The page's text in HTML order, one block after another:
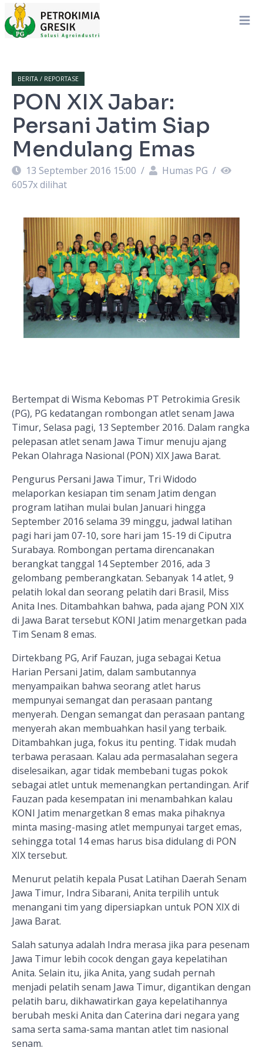
BERITA / REPORTASE
PON XIX Jabar:
Persani Jatim Siap
Mendulang Emas
13 September 2016 15:00 / Humas PG /
6057x dilihat
Bertempat di Wisma Kebomas PT Petrokimia Gresik
(PG), PG kedatangan rombongan atlet senam Jawa
Timur, Selasa pagi, 13 September 2016. Dalam rangka
pelepasan atlet senam Jawa Timur menuju ajang
Pekan Olahraga Nasional (PON) XIX Jawa Barat.
Pengurus Persani Jawa Timur, Tri Widodo
melaporkan kesiapan tim senam Jatim dengan
program latihan mulai bulan Januari hingga
September 2016 selama 39 minggu, jadwal latihan
pagi hari jam 07-10, sore hari jam 15-19 di Ciputra
Surabaya. Rombongan pertama direncanakan
berangkat tanggal 14 September 2016, ada 3
gelombang pemberangkatan. Sebanyak 14 atlet, 9
pelatih lokal dan seorang pelatih dari Brasil, Miss
Anita Ines. Ditambahkan bahwa, pada ajang PON XIX
di Jawa Barat tersebut KONI Jatim menargetkan pada
Tim Senam 8 emas.
Dirtekbang PG, Arif Fauzan, juga sebagai Ketua
Harian Persani Jatim, dalam sambutannya
menyampaikan bahwa seorang atlet harus
mempunyai semangat dan perasaan pantang
menyerah. Dengan semangat dan perasaan pantang
menyerah akan membuahkan hasil yang terbaik.
Ditambahkan juga, fokus itu penting. Tidak mudah
terbawa perasaan. Kalau ada permasalahan segera
diselesaikan, agar tidak membebani tugas pokok
sebagai atlet untuk memenangkan pertandingan. Arif
Fauzan pada kesempatan ini menambahkan kalau
KONI Jatim menargetkan 8 emas maka pihaknya
minta masing-masing atlet mempunyai target emas,
sehingga total 14 emas harus bisa didulang di PON
XIX tersebut.
Menurut pelatih kepala Pusat Latihan Daerah Senam
Jawa Timur, Indra Sibarani, Anita terpilih untuk
menangani tim yang dipersiapkan untuk PON XIX di
Jawa Barat.
Salah satunya adalah Indra merasa jika para pesenam
Jawa Timur lebih cocok dengan gaya kepelatihan
Anita. Selain itu, jika Anita, yang sudah pernah
menjadi pelatih senam Jawa Timur, digantikan dengan
pelatih baru, dikhawatirkan gaya kepelatihannya
berubah meski Anita dan Caterina dari negara yang
sama serta sama-sama mantan atlet tim nasional
senam.